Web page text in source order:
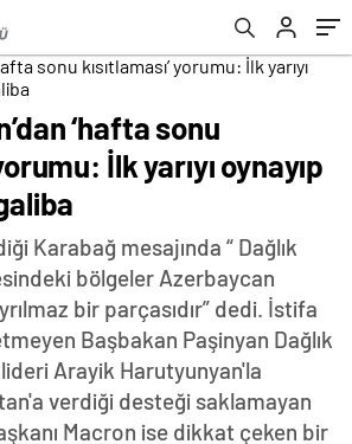
‘hafta sonu
İlk yarıyı oynayıp
Karabağ mesajında “ Dağlık
bölgeler Azerbaycan
bir parçasıdır” dedi. İstifa
Başbakan Paşinyan Dağlık
Arayik Harutyunyan'la
verdiği desteği saklamayan
Macron ise dikkat çeken bir